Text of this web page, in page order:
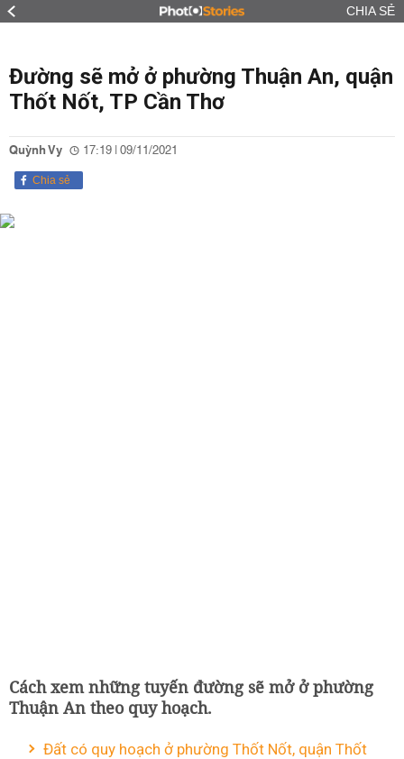
CHIA SẺ
Đường sẽ mở ở phường Thuận An, quận
Thốt Nốt, TP Cần Thơ
Quỳnh Vy 17:19 | 09/11/2021
Chia sẻ
Cách xem những tuyến đường sẽ mở ở phường
Thuận An theo quy hoạch.
Đất có quy hoạch ở phường Thốt Nốt, quận Thốt